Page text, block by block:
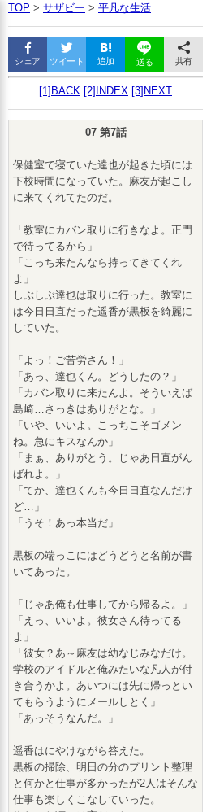
TOP > サザビー > 平凡な生活
シェア ツイート 追加 送る 共有
[1]BACK [2]INDEX [3]NEXT
07 第7話
保健室で寝ていた達也が起きた頃には
下校時間になっていた。麻友が起こし
に来てくれてたのだ。
「教室にカバン取りに行きなよ。正門
で待ってるから」
「こっち来たんなら持ってきてくれ
よ」
しぶしぶ達也は取りに行った。教室に
は今日日直だった遥香が黒板を綺麗に
していた。
「よっ！ご苦労さん！」
「あっ、達也くん。どうしたの？」
「カバン取りに来たんよ。そういえば
島崎…さっきはありがとな。」
「いや、いいよ。こっちこそゴメン
ね。急にキスなんか」
「まぁ、ありがとう。じゃあ日直がん
ばれよ。」
「てか、達也くんも今日日直なんだけ
ど…」
「うそ！あっ本当だ」
黒板の端っこにはどうどうと名前が書
いてあった。
「じゃあ俺も仕事してから帰るよ。」
「えっ、いいよ。彼女さん待ってる
よ」
「彼女？あ～麻友は幼なじみなだけ。
学校のアイドルと俺みたいな凡人が付
き合うかよ。あいつには先に帰っとい
てもらうようにメールしとく」
「あっそうなんだ。」
遥香はにやけながら答えた。
黒板の掃除、明日の分のプリント整理
と何かと仕事が多かったが2人はそんな
仕事も楽しくこなしていった。